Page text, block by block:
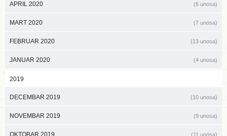
APRIL 2020 (6 unosa)
MART 2020 (7 unosa)
FEBRUAR 2020 (13 unosa)
JANUAR 2020 (4 unosa)
2019
DECEMBAR 2019 (10 unosa)
NOVEMBAR 2019 (9 unosa)
OKTOBAR 2019 (11 unosa)